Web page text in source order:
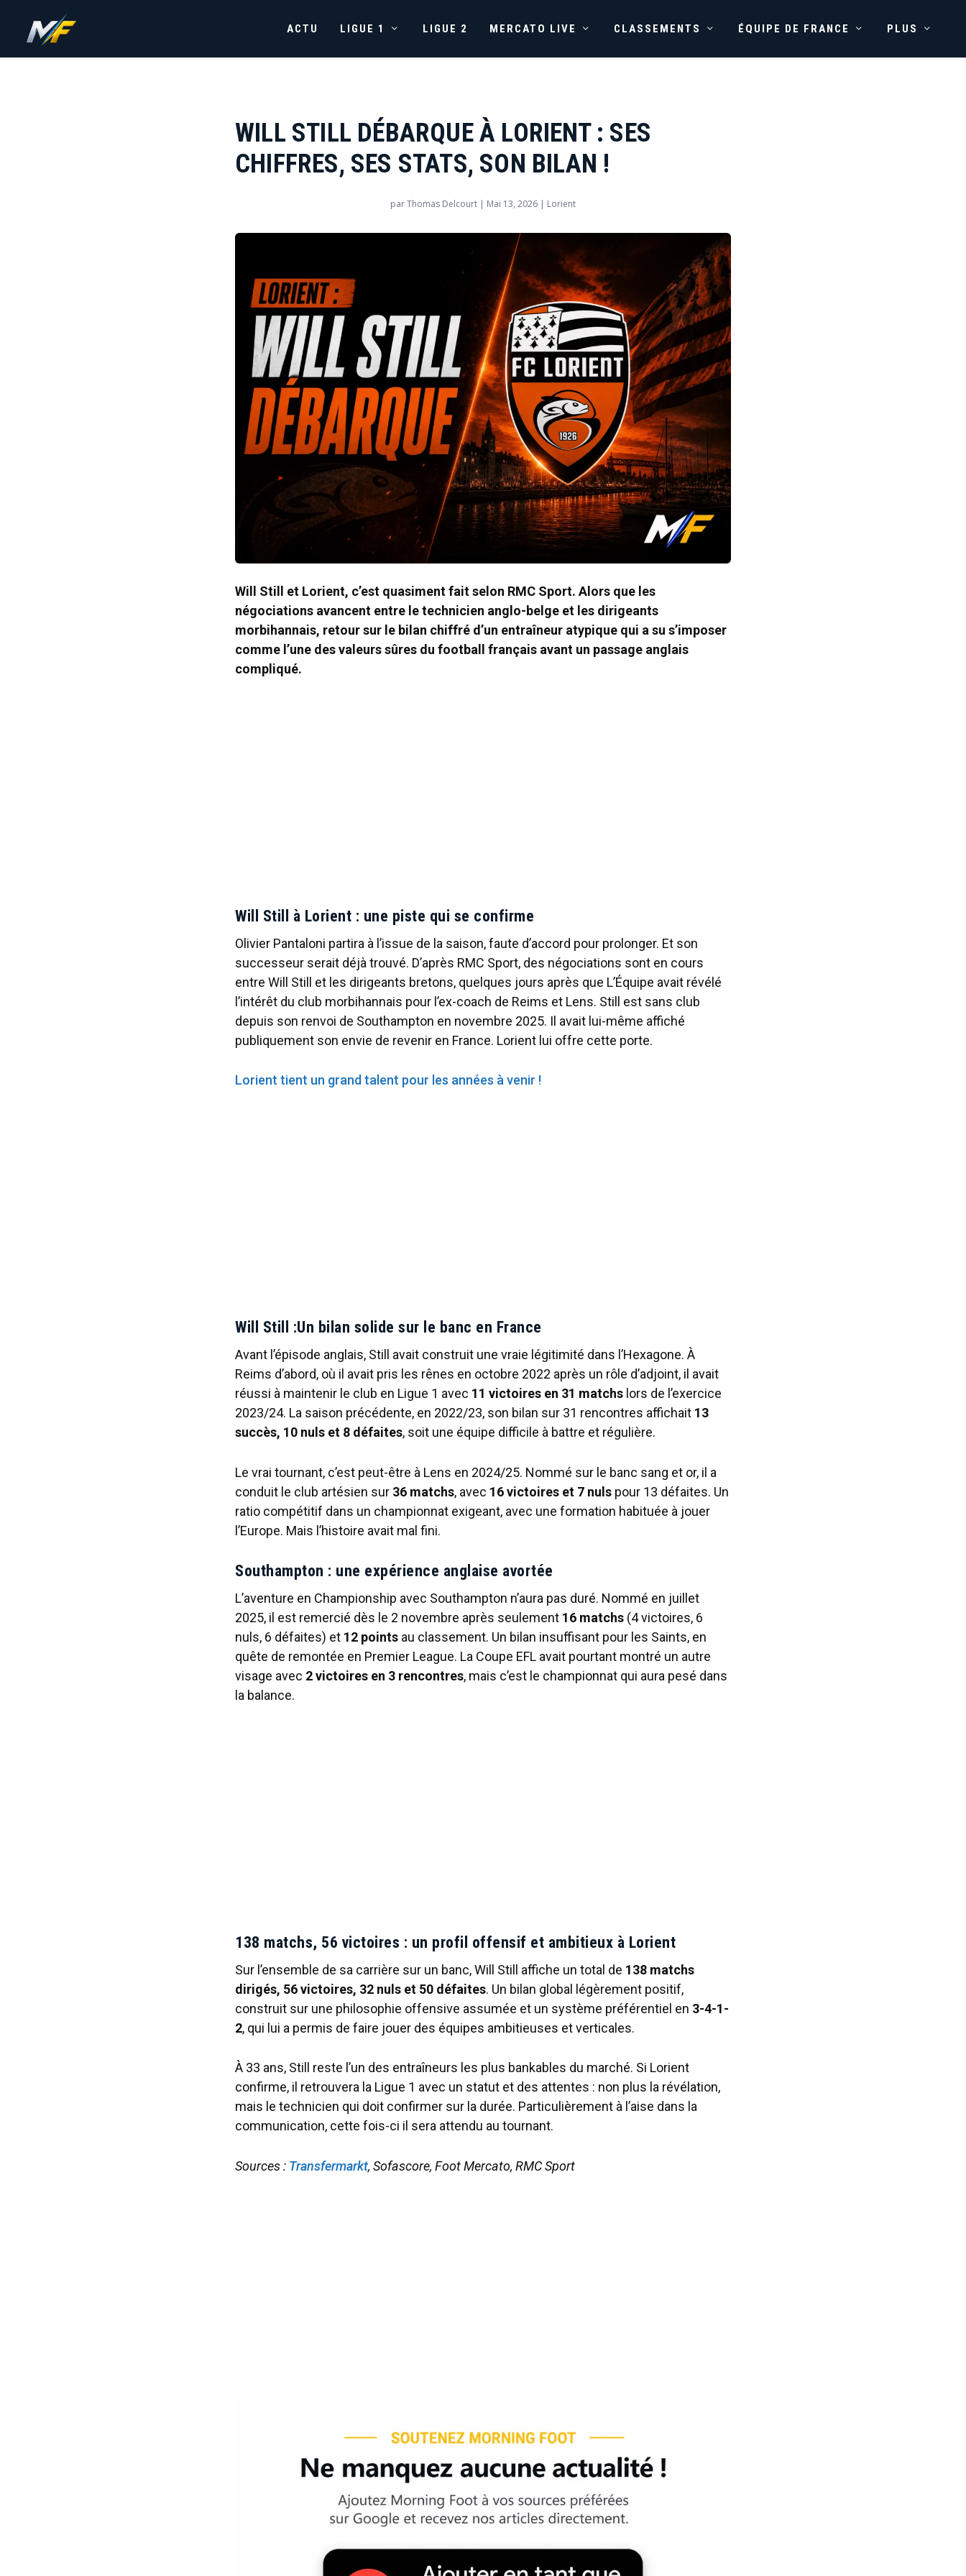
ACTU LIGUE 1 LIGUE 2 MERCATO LIVE CLASSEMENTS ÉQUIPE DE FRANCE PLUS
WILL STILL DÉBARQUE À LORIENT : SES
CHIFFRES, SES STATS, SON BILAN !
parThomas Delcourt | Mai 13, 2026 | Lorient
Will Still et Lorient, c’est quasiment fait selon RMC Sport. Alors que les
négociations avancent entre le technicien anglo-belge et les dirigeants
morbihannais, retour sur le bilan chiffré d’un entraîneur atypique qui a su s’imposer
comme l’une des valeurs sûres du football français avant un passage anglais
compliqué.
Will Still à Lorient : une piste qui se confirme
Olivier Pantaloni partira à l’issue de la saison, faute d’accord pour prolonger. Et son
successeur serait déjà trouvé. D’après RMC Sport, des négociations sont en cours
entre Will Still et les dirigeants bretons, quelques jours après que L’Équipe avait révélé
l’intérêt du club morbihannais pour l’ex-coach de Reims et Lens. Still est sans club
depuis son renvoi de Southampton en novembre 2025. Il avait lui-même affiché
publiquement son envie de revenir en France. Lorient lui offre cette porte.
Lorient tient un grand talent pour les années à venir !
Will Still :Un bilan solide sur le banc en France
Avant l’épisode anglais, Still avait construit une vraie légitimité dans l’Hexagone. À
Reims d’abord, où il avait pris les rênes en octobre 2022 après un rôle d’adjoint, il avait
réussi à maintenir le club en Ligue 1 avec 11 victoires en 31 matchs lors de l’exercice
2023/24. La saison précédente, en 2022/23, son bilan sur 31 rencontres affichait 13
succès, 10 nuls et 8 défaites, soit une équipe difficile à battre et régulière.
Le vrai tournant, c’est peut-être à Lens en 2024/25. Nommé sur le banc sang et or, il a
conduit le club artésien sur 36 matchs, avec 16 victoires et 7 nuls pour 13 défaites. Un
ratio compétitif dans un championnat exigeant, avec une formation habituée à jouer
l’Europe. Mais l’histoire avait mal fini.
Southampton : une expérience anglaise avortée
L’aventure en Championship avec Southampton n’aura pas duré. Nommé en juillet
2025, il est remercié dès le 2 novembre après seulement 16 matchs (4 victoires, 6
nuls, 6 défaites) et 12 points au classement. Un bilan insuffisant pour les Saints, en
quête de remontée en Premier League. La Coupe EFL avait pourtant montré un autre
visage avec 2 victoires en 3 rencontres, mais c’est le championnat qui aura pesé dans
la balance.
138 matchs, 56 victoires : un profil offensif et ambitieux à Lorient
Sur l’ensemble de sa carrière sur un banc, Will Still affiche un total de 138 matchs
dirigés, 56 victoires, 32 nuls et 50 défaites. Un bilan global légèrement positif,
construit sur une philosophie offensive assumée et un système préférentiel en 3-4-1-
2, qui lui a permis de faire jouer des équipes ambitieuses et verticales.
À 33 ans, Still reste l’un des entraîneurs les plus bankables du marché. Si Lorient
confirme, il retrouvera la Ligue 1 avec un statut et des attentes : non plus la révélation,
mais le technicien qui doit confirmer sur la durée. Particulièrement à l’aise dans la
communication, cette fois-ci il sera attendu au tournant.
Sources : Transfermarkt, Sofascore, Foot Mercato, RMC Sport